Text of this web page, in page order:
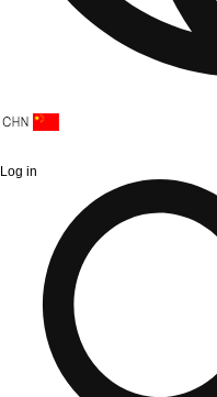
Log in